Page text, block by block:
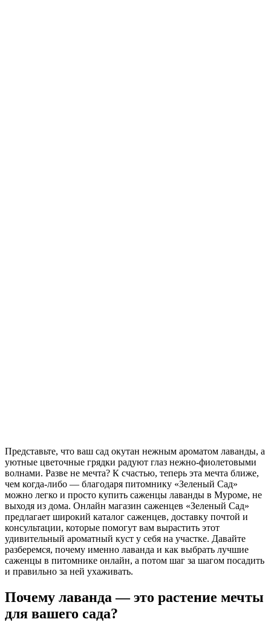
Представьте, что ваш сад окутан нежным ароматом лаванды, а
уютные цветочные грядки радуют глаз нежно-фиолетовыми
волнами. Разве не мечта? К счастью, теперь эта мечта ближе,
чем когда-либо — благодаря питомнику «Зеленый Сад»
можно легко и просто купить саженцы лаванды в Муроме, не
выходя из дома. Онлайн магазин саженцев «Зеленый Сад»
предлагает широкий каталог саженцев, доставку почтой и
консультации, которые помогут вам вырастить этот
удивительный ароматный куст у себя на участке. Давайте
разберемся, почему именно лаванда и как выбрать лучшие
саженцы в питомнике онлайн, а потом шаг за шагом посадить
и правильно за ней ухаживать.
Почему лаванда — это растение мечты
для вашего сада?